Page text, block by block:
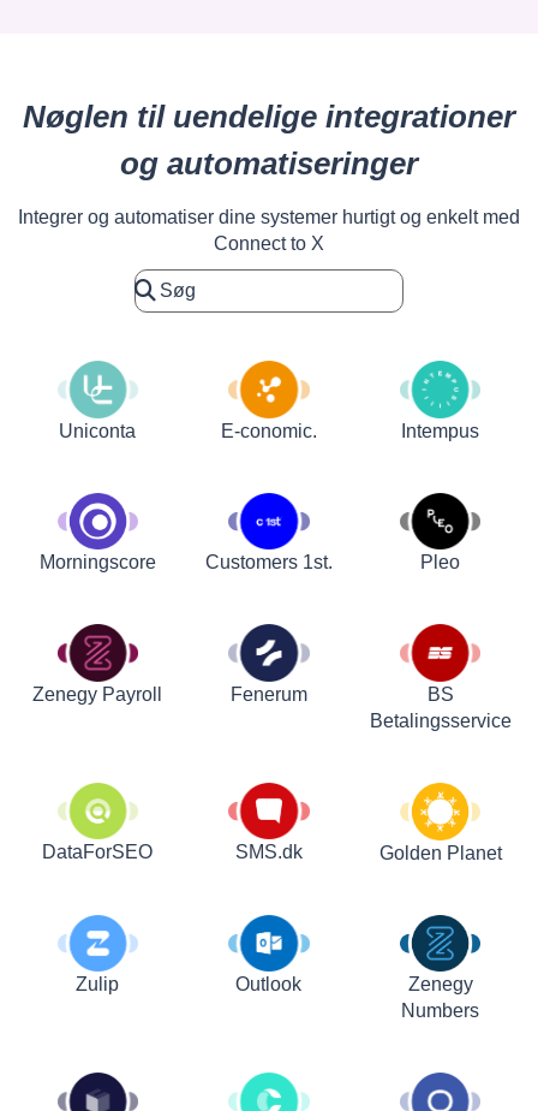
Nøglen til uendelige integrationer
og automatiseringer
Integrer og automatiser dine systemer hurtigt og enkelt med
Connect to X
Uniconta E-conomic. Intempus
Morningscore Customers 1st. Pleo
Zenegy Payroll Fenerum
BS
Betalingsservice
DataForSEO SMS.dk Golden Planet
Zulip Outlook
Zenegy
Numbers